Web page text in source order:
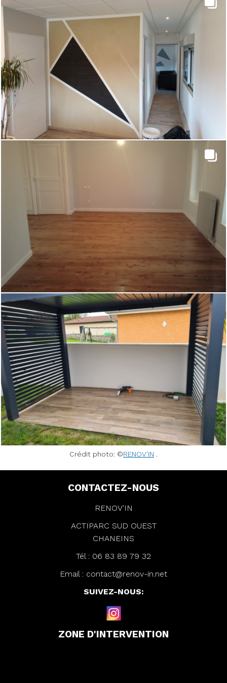
Crédit photo: ©RENOV'IN .
CONTACTEZ-NOUS
RENOV'IN
ACTIPARC SUD OUEST
CHANEINS
Tél : 06 83 89 79 32
Email : contact@renov-in.net
SUIVEZ-NOUS:
ZONE D'INTERVENTION